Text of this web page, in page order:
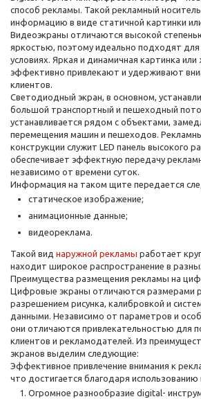
способ рекламы. Такой рекламный
информацию в виде статичной картинки
Видеоэкраны отличаются высокой
яркостью, поэтому идеально подходят
условиях. Яркая и динамичная картинка или
эффективно привлекают и удерживают
клиентов.
Светодиодный экран, в основном,
большой транспортный и пешеходный
устанавливается рядом с объектами,
перемещения машин и пешеходов.
конструкции служит LED панель высокого
обеспечивает эффектную передачу
независимо от времени суток.
Информация на таком щите передается
статическое изображение;
анимационные данные;
видеореклама.
Такой вид наружной рекламы работает
находит широкое распространение в
Преимущества размещения рекламы на
Цифровые экраны отличаются размерами
разрешением рисунка, калибровкой и
данными. Независимо от параметров и
они отличаются привлекательностью для
клиентов и рекламодателей. Из
экранов выделим следующие:
Эффективное привлечение внимания к
что достигается благодаря
Огромное разнообразие digital-